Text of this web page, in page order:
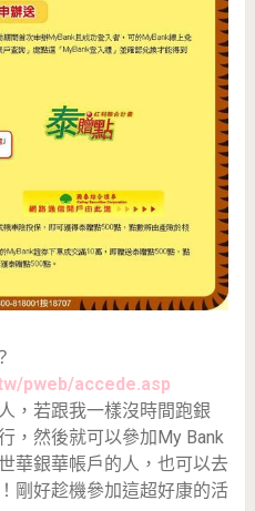
pweb/accede.asp
，若跟我一樣沒時間跑銀
，然後就可以參加My Bank
華銀華帳戶的人，也可以去
剛好趁機參加這超好康的活